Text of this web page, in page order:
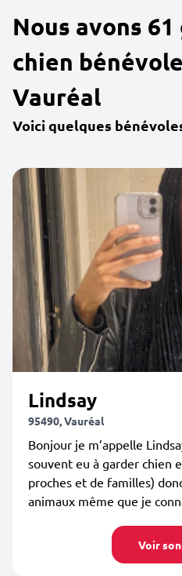
Nous avons
chien
Vauréal
Voici quelques
Lindsay
95490, Vauréal
Bonjour je m’appelle
souvent eu à garder chien
proches et de familles)
animaux même que je
Voir